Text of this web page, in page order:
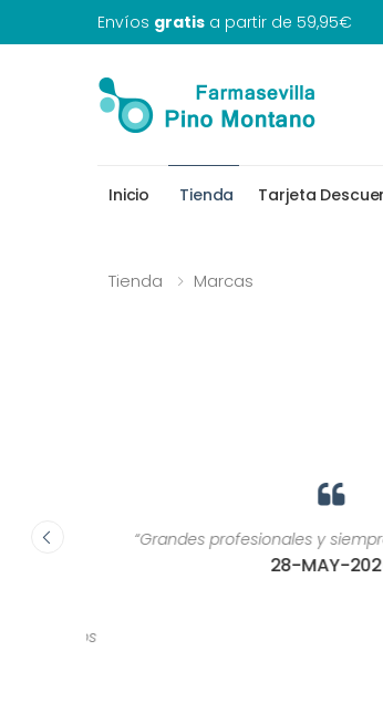
Envíos gratis a partir de 59,95€
Inicio Tienda Tarjeta
Tienda Marcas
son
“Grandes profesionales y siempre
28-MAY-2026